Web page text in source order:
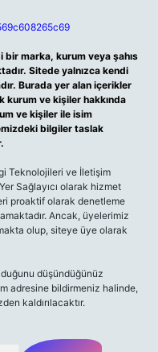
marka, kurum veya şahıs
Sitede yalnızca kendi
Burada yer alan içerikler
kurum ve kişiler hakkında
ve kişiler ile isim
bilgiler taslak
Teknolojileri ve İletişim
Sağlayıcı olarak hizmet
proaktif olarak denetleme
Ancak, üyelerimiz
olup, siteye üye olarak
düşündüğünüz
adresine bildirmeniz halinde,
kaldırılacaktır.